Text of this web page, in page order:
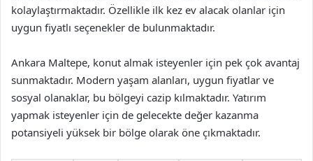
kolaylaştırmaktadır. Özellikle ilk kez ev alacak olanlar için
uygun fiyatlı seçenekler de bulunmaktadır.
Ankara Maltepe, konut almak isteyenler için pek çok avantaj
sunmaktadır. Modern yaşam alanları, uygun fiyatlar ve
sosyal olanaklar, bu bölgeyi cazip kılmaktadır. Yatırım
yapmak isteyenler için de gelecekte değer kazanma
potansiyeli yüksek bir bölge olarak öne çıkmaktadır.